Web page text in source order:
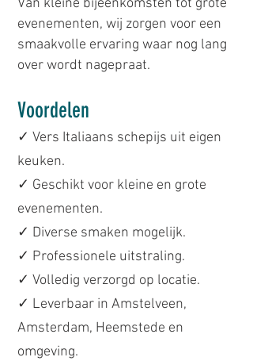
Van kleine bijeenkomsten tot grote
evenementen, wij zorgen voor een
smaakvolle ervaring waar nog lang
over wordt nagepraat.
​​Voordelen
✓ Vers Italiaans schepijs uit eigen
keuken.
✓ Geschikt voor kleine en grote
evenementen.
✓ Diverse smaken mogelijk.
✓ Professionele uitstraling.
✓ Volledig verzorgd op locatie.
✓ Leverbaar in Amstelveen,
Amsterdam, Heemstede en
omgeving.